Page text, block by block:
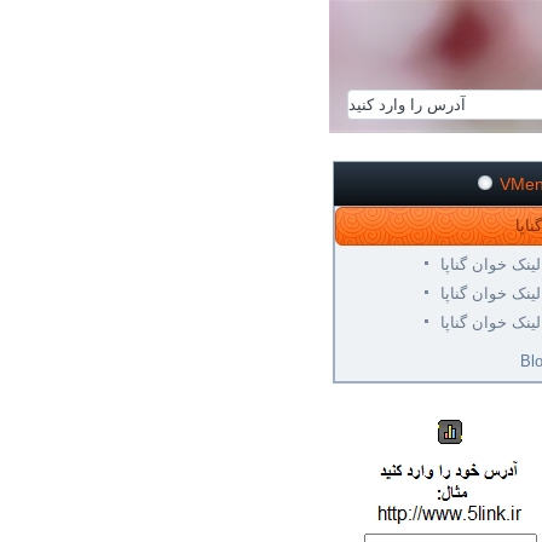
لینک خوان گناپا
لینک خوان گناپا
لینک خوان گناپا